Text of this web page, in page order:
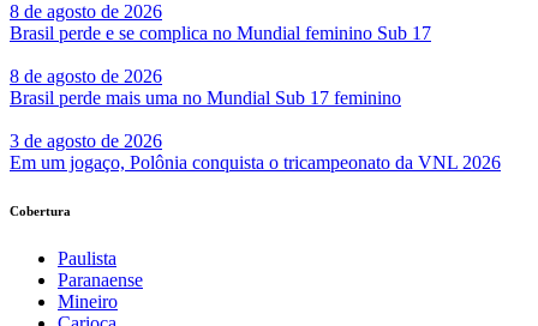
8 de agosto de 2026
Brasil perde e se complica no Mundial feminino Sub 17
8 de agosto de 2026
Brasil perde mais uma no Mundial Sub 17 feminino
3 de agosto de 2026
Em um jogaço, Polônia conquista o tricampeonato da VNL 2026
Cobertura
Paulista
Paranaense
Mineiro